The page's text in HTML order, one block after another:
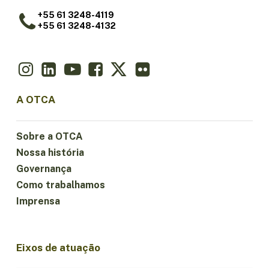
+55 61 3248-4119
+55 61 3248-4132
A OTCA
Sobre a OTCA
Nossa história
Governança
Como trabalhamos
Imprensa
Eixos de atuação